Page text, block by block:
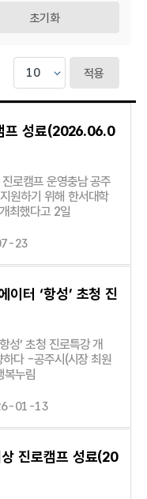
초기화
적용
프 성료(2026.06.0
로캠프 운영충남 공주
원하기 위해 한서대학
최했다고 2일
23
터 ‘항성’ 초청 진
성’ 초청 진로특강 개
다 -공주시(시장 최원
복누림
01-13
진로캠프 성료(20